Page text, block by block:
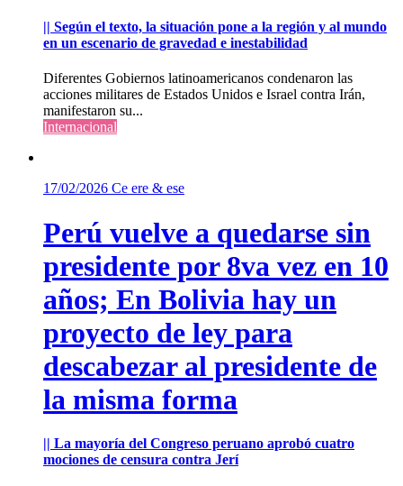
|| Según el texto, la situación pone a la región y al mundo
en un escenario de gravedad e inestabilidad
Diferentes Gobiernos latinoamericanos condenaron las
acciones militares de Estados Unidos e Israel contra Irán,
manifestaron su...
Internacional
17/02/2026 Ce ere & ese
Perú vuelve a quedarse sin
presidente por 8va vez en 10
años; En Bolivia hay un
proyecto de ley para
descabezar al presidente de
la misma forma
|| La mayoría del Congreso peruano aprobó cuatro
mociones de censura contra Jerí